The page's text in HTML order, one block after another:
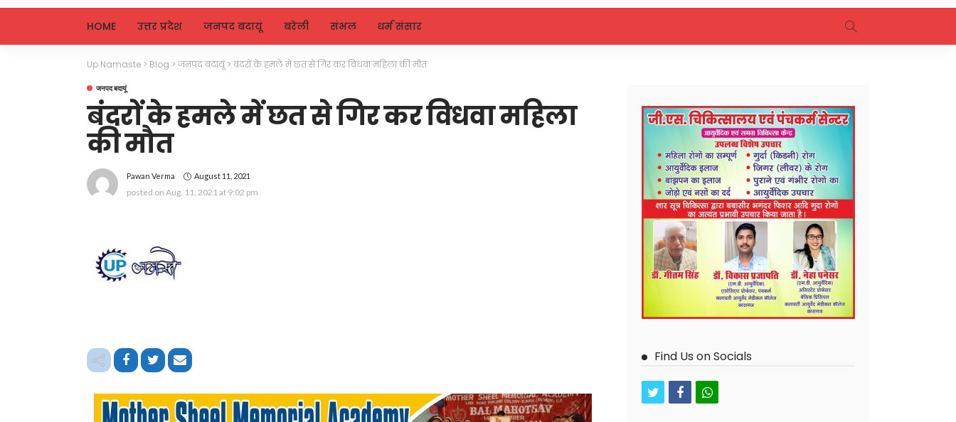
HOME उत्तर प्रदेश जनपद बदायूं बरेली संभल धर्म संसार
Up Namaste > Blog > जनपद बदायूं> बंदरों के हमले में छत से गिर कर विधवा महिला की मौत
जनपद बदायूं
बंदरों के हमले में छत से गिर कर विधवा महिला
की मौत
Pawan Verma August 11, 2021
posted on Aug. 11, 2021 at 9:02 pm
Find Us on Socials
twitterfacebookwhatsapp